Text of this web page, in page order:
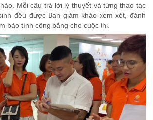
Mỗi câu trả lời lý thuyết và từng thao tác
đều được Ban giám khảo xem xét, đánh
bảo tính công bằng cho cuộc thi.